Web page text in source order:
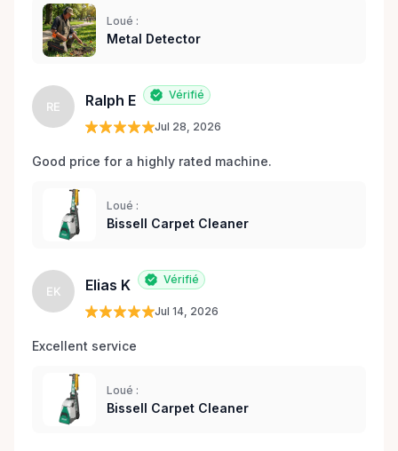
Loué :
Metal Detector
RE Ralph E Vérifié
Jul 28, 2026
Good price for a highly rated machine.
Loué :
Bissell Carpet Cleaner
EK Elias K Vérifié
Jul 14, 2026
Excellent service
Loué :
Bissell Carpet Cleaner